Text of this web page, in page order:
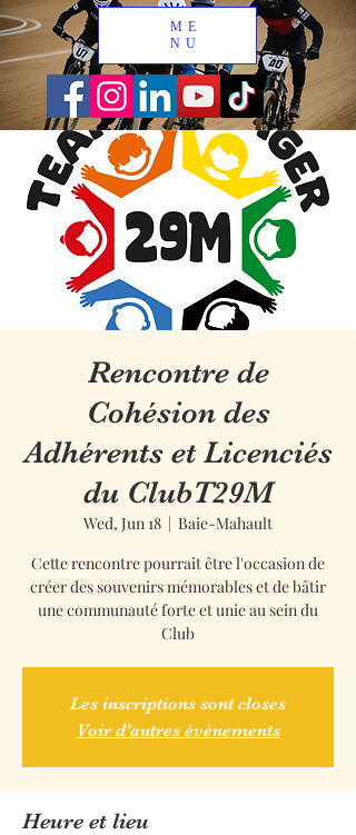
ME
NU
Rencontre de
Cohésion des
Adhérents et Licenciés
du ClubT29M
Wed, Jun 18
  |
Baie-Mahault
Cette rencontre pourrait être l'occasion de
créer des souvenirs mémorables et de bâtir
une communauté forte et unie au sein du
Club
Les inscriptions sont closes
Voir d'autres événements
Heure et lieu